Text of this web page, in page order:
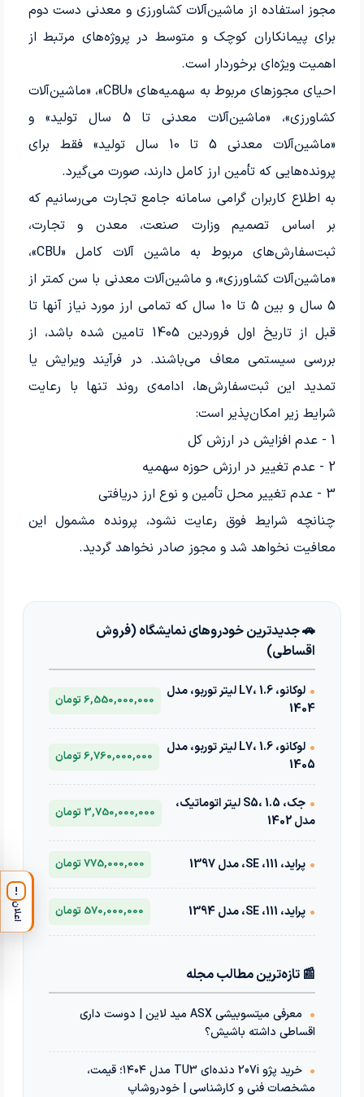
مجوز استفاده از ماشین‌آلات کشاورزی و معدنی دست دوم
برای پیمانکاران کوچک و متوسط در پروژه‌های مرتبط از
اهمیت ویژه‌ای برخوردار است.
احیای مجوزهای مربوط به سهمیه‌های «CBU»، «ماشین‌آلات
کشاورزی»، «ماشین‌آلات معدنی تا 5 سال تولید» و
«ماشین‌آلات معدنی 5 تا 10 سال تولید» فقط برای
پرونده‌هایی که تأمین ارز کامل دارند، صورت می‌گیرد.
به اطلاع کاربران گرامی سامانه جامع تجارت می‌رسانیم که
بر اساس تصمیم وزارت صنعت، معدن و تجارت،
ثبت‌سفارش‌های مربوط به ماشین آلات کامل «CBU»،
«ماشین‌آلات کشاورزی»، و ماشین‌آلات معدنی با سن کمتر از
5 سال و بین 5 تا 10 سال که تمامی ارز مورد نیاز آنها تا
قبل از تاریخ اول فروردین 1405 تامین شده باشد، از
بررسی سیستمی معاف می‌باشند. در فرآیند ویرایش یا
تمدید این ثبت‌سفارش‌ها، ادامه‌ی روند تنها با رعایت
شرایط زیر امکان‌پذیر است:
1 - عدم افزایش در ارزش کل
2 - عدم تغییر در ارزش حوزه سهمیه
3 - عدم تغییر محل تأمین و نوع ارز دریافتی
چنانچه شرایط فوق رعایت نشود، پرونده مشمول این
معافیت نخواهد شد و مجوز صادر نخواهد گردید.
🚗 جدیدترین خودروهای نمایشگاه (فروش
اقساطی)
•
لوکانو، L7، 1.6 لیتر توربو، مدل
1404
6,550,000,000 تومان
•
لوکانو، L7، 1.6 لیتر توربو، مدل
1405
6,760,000,000 تومان
•
جک، S5، 1.5 لیتر اتوماتیک،
مدل 1402
3,750,000,000 تومان
• پراید، 111، SE، مدل 1397 775,000,000 تومان
• پراید، 111، SE، مدل 1394 570,000,000 تومان
📰 تازه‌ترین مطالب مجله
•
معرفی میتسوبیشی ASX مید لاین | دوست داری
اقساطی داشته باشیش؟
•
خرید پژو 207i دنده‌ای TU3 مدل ۱۴۰۴؛ قیمت،
مشخصات فنی و کارشناسی | خودروشاپ
!
اعلان